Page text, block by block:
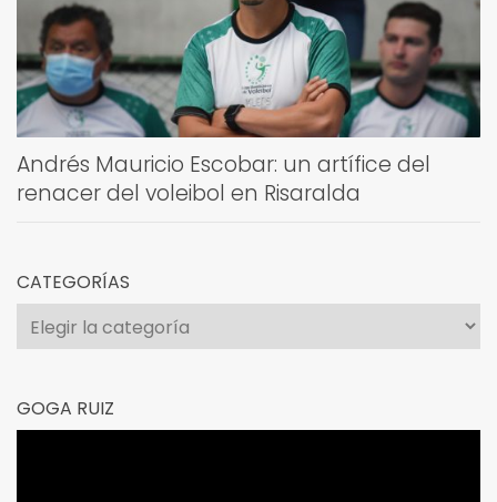
Andrés Mauricio Escobar: un artífice del
renacer del voleibol en Risaralda
CATEGORÍAS
Categorías
GOGA RUIZ